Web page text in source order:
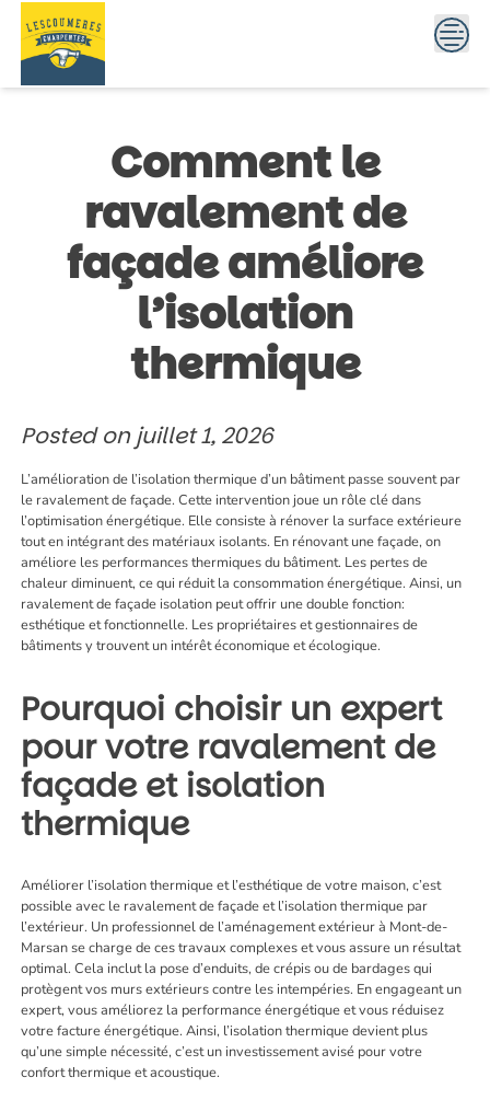
Skip
content
Comment le
ravalement de
façade améliore
l’isolation
thermique
Posted onjuillet 1, 2026
L’amélioration de l’isolation thermique d’un bâtiment passe souvent par
le ravalement de façade. Cette intervention joue un rôle clé dans
l’optimisation énergétique. Elle consiste à rénover la surface extérieure
tout en intégrant des matériaux isolants. En rénovant une façade, on
améliore les performances thermiques du bâtiment. Les pertes de
chaleur diminuent, ce qui réduit la consommation énergétique. Ainsi, un
ravalement de façade isolation peut offrir une double fonction:
esthétique et fonctionnelle. Les propriétaires et gestionnaires de
bâtiments y trouvent un intérêt économique et écologique.
Pourquoi choisir un expert
pour votre ravalement de
façade et isolation
thermique
Améliorer l’isolation thermique et l’esthétique de votre maison, c’est
possible avec le ravalement de façade et l’isolation thermique par
l’extérieur. Un professionnel de l’aménagement extérieur à Mont-de-
Marsanse charge de ces travaux complexes et vous assure un résultat
optimal. Cela inclut la pose d’enduits, de crépis ou de bardages qui
protègent vos murs extérieurs contre les intempéries. En engageant un
expert, vous améliorez la performance énergétique et vous réduisez
votre facture énergétique. Ainsi, l’isolation thermique devient plus
qu’une simple nécessité, c’est un investissement avisé pour votre
confort thermique et acoustique.